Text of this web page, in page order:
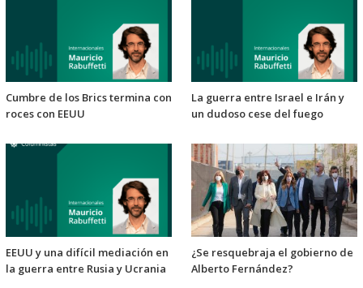
Cumbre de los Brics termina con
roces con EEUU
La guerra entre Israel e Irán y
un dudoso cese del fuego
EEUU y una difícil mediación en
la guerra entre Rusia y Ucrania
¿Se resquebraja el gobierno de
Alberto Fernández?